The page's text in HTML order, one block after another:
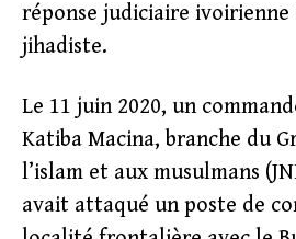
réponse judiciaire ivoirienne
jihadiste.
Le 11 juin 2020, un
Katiba Macina, branche du
l’islam et aux musulmans
avait attaqué un poste de